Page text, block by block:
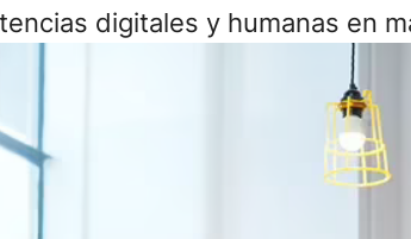
digitales y humanas en